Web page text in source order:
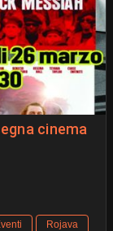
cinema
Rojava